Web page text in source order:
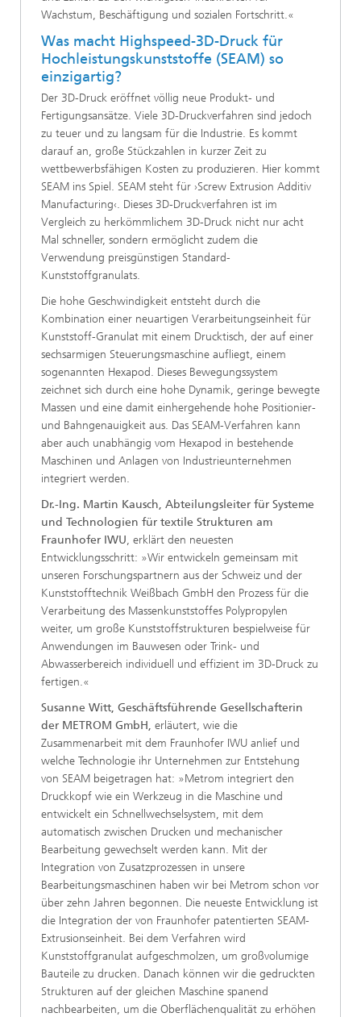
Wachstum, Beschäftigung und sozialen Fortschritt.«
Was macht Highspeed-3D-Druck für
Hochleistungskunststoffe (SEAM) so
einzigartig?
Der 3D-Druck eröffnet völlig neue Produkt- und
Fertigungsansätze. Viele 3D-Druckverfahren sind jedoch
zu teuer und zu langsam für die Industrie. Es kommt
darauf an, große Stückzahlen in kurzer Zeit zu
wettbewerbsfähigen Kosten zu produzieren. Hier kommt
SEAM ins Spiel. SEAM steht für ›Screw Extrusion Additiv
Manufacturing‹. Dieses 3D-Druckverfahren ist im
Vergleich zu herkömmlichem 3D-Druck nicht nur acht
Mal schneller, sondern ermöglicht zudem die
Verwendung preisgünstigen Standard-
Kunststoffgranulats.
Die hohe Geschwindigkeit entsteht durch die
Kombination einer neuartigen Verarbeitungseinheit für
Kunststoff-Granulat mit einem Drucktisch, der auf einer
sechsarmigen Steuerungsmaschine aufliegt, einem
sogenannten Hexapod. Dieses Bewegungssystem
zeichnet sich durch eine hohe Dynamik, geringe bewegte
Massen und eine damit einhergehende hohe Positionier-
und Bahngenauigkeit aus. Das SEAM-Verfahren kann
aber auch unabhängig vom Hexapod in bestehende
Maschinen und Anlagen von Industrieunternehmen
integriert werden.
Dr.-Ing. Martin Kausch, Abteilungsleiter für Systeme
und Technologien für textile Strukturen am
Fraunhofer IWU, erklärt den neuesten
Entwicklungsschritt: »Wir entwickeln gemeinsam mit
unseren Forschungspartnern aus der Schweiz und der
Kunststofftechnik Weißbach GmbH den Prozess für die
Verarbeitung des Massenkunststoffes Polypropylen
weiter, um große Kunststoffstrukturen bespielweise für
Anwendungen im Bauwesen oder Trink- und
Abwasserbereich individuell und effizient im 3D-Druck zu
fertigen.«
Susanne Witt, Geschäftsführende Gesellschafterin
der METROM GmbH, erläutert, wie die
Zusammenarbeit mit dem Fraunhofer IWU anlief und
welche Technologie ihr Unternehmen zur Entstehung
von SEAM beigetragen hat: »Metrom integriert den
Druckkopf wie ein Werkzeug in die Maschine und
entwickelt ein Schnellwechselsystem, mit dem
automatisch zwischen Drucken und mechanischer
Bearbeitung gewechselt werden kann. Mit der
Integration von Zusatzprozessen in unsere
Bearbeitungsmaschinen haben wir bei Metrom schon vor
über zehn Jahren begonnen. Die neueste Entwicklung ist
die Integration der von Fraunhofer patentierten SEAM-
Extrusionseinheit. Bei dem Verfahren wird
Kunststoffgranulat aufgeschmolzen, um großvolumige
Bauteile zu drucken. Danach können wir die gedruckten
Strukturen auf der gleichen Maschine spanend
nachbearbeiten, um die Oberflächenqualität zu erhöhen